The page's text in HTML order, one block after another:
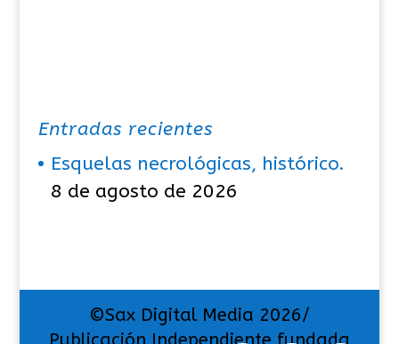
Entradas recientes
Esquelas necrológicas, histórico.
8 de agosto de 2026
©Sax Digital Media 2026/